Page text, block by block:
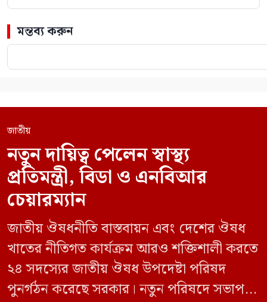
মন্তব্য করুন
জাতীয়
নতুন দায়িত্ব পেলেন স্বাস্থ্য
প্রতিমন্ত্রী, বিডা ও এনবিআর
চেয়ারম্যান
জাতীয় ঔষধনীতি বাস্তবায়ন এবং দেশের ঔষধ
খাতের নীতিগত কার্যক্রম আরও শক্তিশালী করতে
২৪ সদস্যের জাতীয় ঔষধ উপদেষ্টা পরিষদ
পুনর্গঠন করেছে সরকার। নতুন পরিষদে সভাপতি